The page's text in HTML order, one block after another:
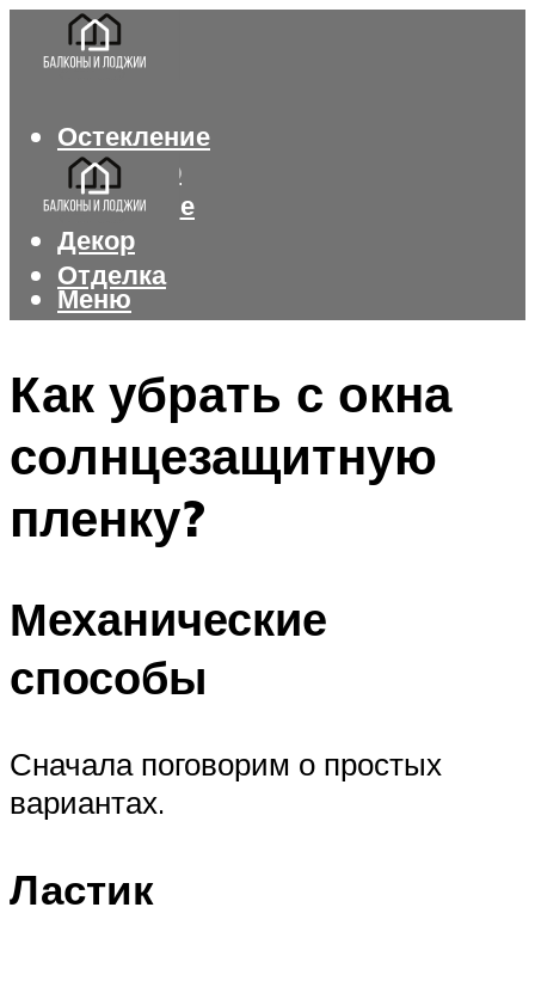
Остекление
Интерьер
Утепление
Декор
Отделка
Меню
Как убрать с окна
солнцезащитную
пленку?
Механические
способы
Сначала поговорим о простых
вариантах.
Ластик